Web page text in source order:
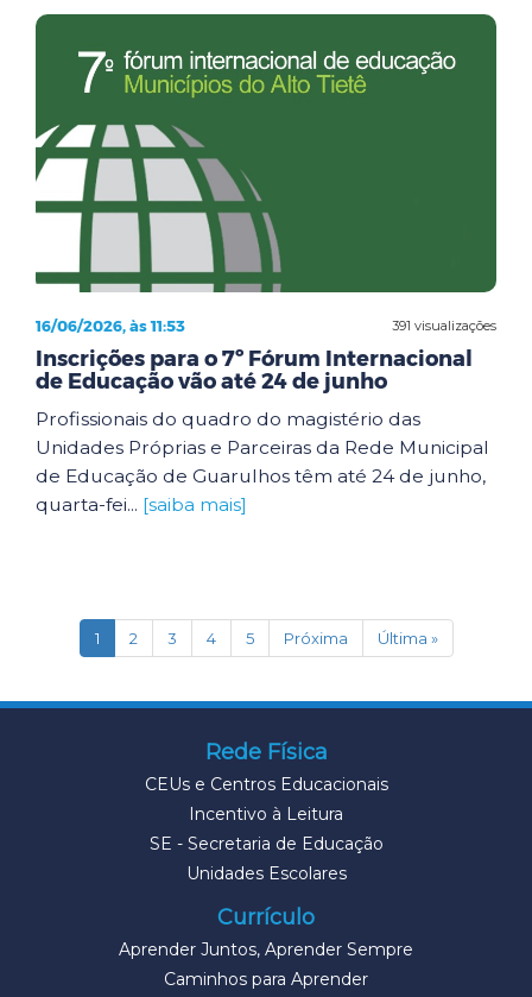
391 visualizações
16/06/2026, às 11:53
Inscrições para o 7º Fórum Internacional
de Educação vão até 24 de junho
Profissionais do quadro do magistério das
Unidades Próprias e Parceiras da Rede Municipal
de Educação de Guarulhos têm até 24 de junho,
quarta-fei... [saiba mais]
1(current)
2 3 4 5 Próxima Última »
Rede Física
CEUs e Centros Educacionais
Incentivo à Leitura
SE - Secretaria de Educação
Unidades Escolares
Currículo
Aprender Juntos, Aprender Sempre
Caminhos para Aprender